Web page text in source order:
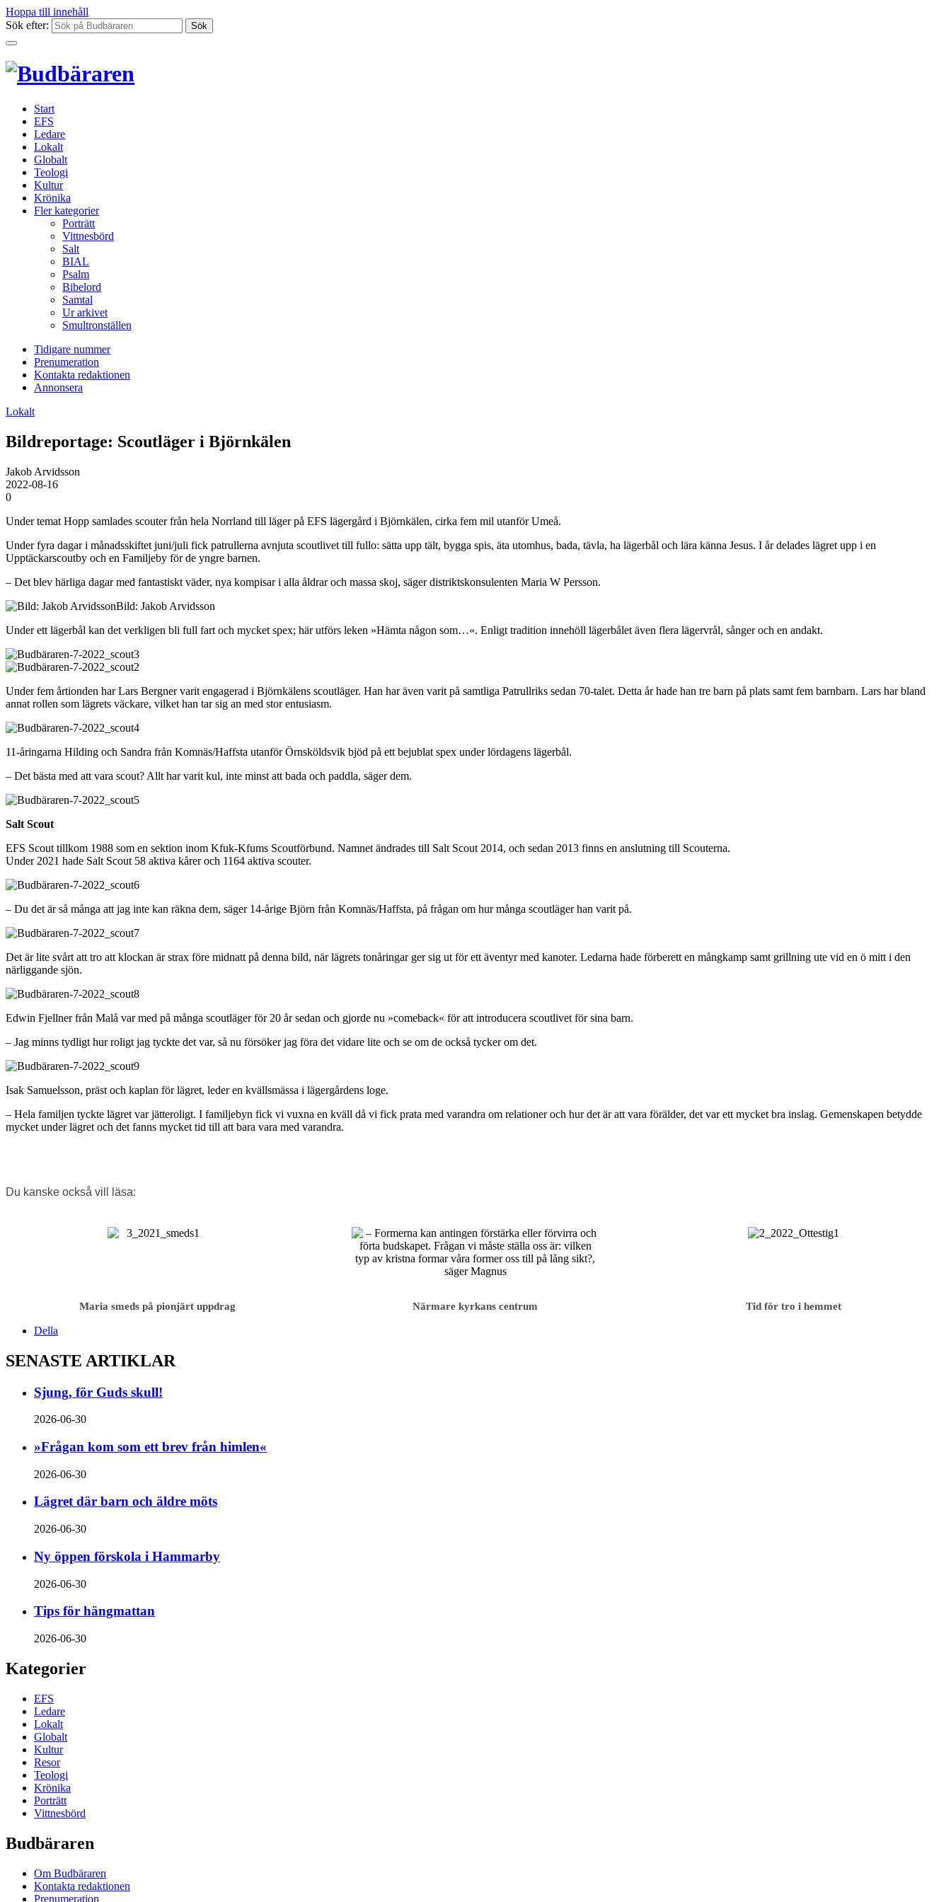
Hoppa till innehåll
Sök efter:
Start
EFS
Ledare
Lokalt
Globalt
Teologi
Kultur
Krönika
Fler kategorier
Porträtt
Vittnesbörd
Salt
BIAL
Psalm
Bibelord
Samtal
Ur arkivet
Smultronställen
Tidigare nummer
Prenumeration
Kontakta redaktionen
Annonsera
Lokalt
Bildreportage: Scoutläger i Björnkälen
Jakob Arvidsson
2022-08-16
0
Under temat Hopp samlades scouter från hela Norrland till läger på EFS lägergård i Björnkälen, cirka fem mil utanför Umeå.
Under fyra dagar i månadsskiftet juni/juli fick patrullerna avnjuta scoutlivet till fullo: sätta upp tält, bygga spis, äta utomhus, bada, tävla, ha lägerbål och lära känna Jesus. I år delades lägret upp i en
Upptäckarscoutby och en Familjeby för de yngre barnen.
– Det blev härliga dagar med fantastiskt väder, nya kompisar i alla åldrar och massa skoj, säger distriktskonsulenten Maria W Persson.
Bild: Jakob Arvidsson
Under ett lägerbål kan det verkligen bli full fart och mycket spex; här utförs leken »Hämta någon som…«. Enligt tradition innehöll lägerbålet även flera lägervrål, sånger och en andakt.
Under fem årtionden har Lars Bergner varit engagerad i Björnkälens scoutläger. Han har även varit på samtliga Patrullriks sedan 70-talet. Detta år hade han tre barn på plats samt fem barnbarn. Lars har bland
annat rollen som lägrets väckare, vilket han tar sig an med stor entusiasm.
11-åringarna Hilding och Sandra från Komnäs/Haffsta utanför Örnsköldsvik bjöd på ett bejublat spex under lördagens lägerbål.
– Det bästa med att vara scout? Allt har varit kul, inte minst att bada och paddla, säger dem.
Salt Scout
EFS Scout tillkom 1988 som en sektion inom Kfuk-Kfums Scoutförbund. Namnet ändrades till Salt Scout 2014, och sedan 2013 finns en anslutning till Scouterna.
Under 2021 hade Salt Scout 58 aktiva kårer och 1164 aktiva scouter.
– Du det är så många att jag inte kan räkna dem, säger 14-årige Björn från Komnäs/Haffsta, på frågan om hur många scoutläger han varit på.
Det är lite svårt att tro att klockan är strax före midnatt på denna bild, när lägrets tonåringar ger sig ut för ett äventyr med kanoter. Ledarna hade förberett en mångkamp samt grillning ute vid en ö mitt i den
närliggande sjön.
Edwin Fjellner från Malå var med på många scoutläger för 20 år sedan och gjorde nu »comeback« för att introducera scoutlivet för sina barn.
– Jag minns tydligt hur roligt jag tyckte det var, så nu försöker jag föra det vidare lite och se om de också tycker om det.
Isak Samuelsson, präst och kaplan för lägret, leder en kvällsmässa i lägergårdens loge.
– Hela familjen tyckte lägret var jätteroligt. I familjebyn fick vi vuxna en kväll då vi fick prata med varandra om relationer och hur det är att vara förälder, det var ett mycket bra inslag. Gemenskapen betydde
mycket under lägret och det fanns mycket tid till att bara vara med varandra.
Du kanske också vill läsa:
Maria smeds på pionjärt uppdrag Närmare kyrkans centrum Tid för tro i hemmet
Della
SENASTE ARTIKLAR
Sjung, för Guds skull!
2026-06-30
»Frågan kom som ett brev från himlen«
2026-06-30
Lägret där barn och äldre möts
2026-06-30
Ny öppen förskola i Hammarby
2026-06-30
Tips för hängmattan
2026-06-30
Kategorier
EFS
Ledare
Lokalt
Globalt
Kultur
Resor
Teologi
Krönika
Porträtt
Vittnesbörd
Budbäraren
Om Budbäraren
Kontakta redaktionen
Prenumeration